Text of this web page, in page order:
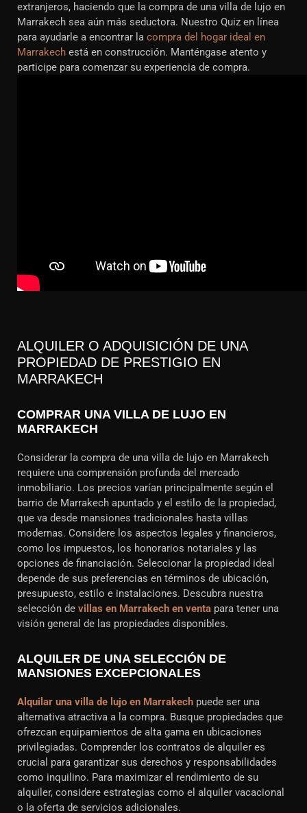
extranjeros, haciendo que la compra de una villa de lujo en
Marrakech sea aún más seductora. Nuestro Quiz en línea
para ayudarle a encontrar la compra del hogar ideal en
Marrakech está en construcción. Manténgase atento y
participe para comenzar su experiencia de compra.
ALQUILER O ADQUISICIÓN DE UNA
PROPIEDAD DE PRESTIGIO EN
MARRAKECH
COMPRAR UNA VILLA DE LUJO EN
MARRAKECH
Considerar la compra de una villa de lujo en Marrakech
requiere una comprensión profunda del mercado
inmobiliario. Los precios varían principalmente según el
barrio de Marrakech apuntado y el estilo de la propiedad,
que va desde mansiones tradicionales hasta villas
modernas. Considere los aspectos legales y financieros,
como los impuestos, los honorarios notariales y las
opciones de financiación. Seleccionar la propiedad ideal
depende de sus preferencias en términos de ubicación,
presupuesto, estilo e instalaciones. Descubra nuestra
selección de villas en Marrakech en venta para tener una
visión general de las propiedades disponibles.
ALQUILER DE UNA SELECCIÓN DE
MANSIONES EXCEPCIONALES
Alquilar una villa de lujo en Marrakech puede ser una
alternativa atractiva a la compra. Busque propiedades que
ofrezcan equipamientos de alta gama en ubicaciones
privilegiadas. Comprender los contratos de alquiler es
crucial para garantizar sus derechos y responsabilidades
como inquilino. Para maximizar el rendimiento de su
alquiler, considere estrategias como el alquiler vacacional
o la oferta de servicios adicionales.